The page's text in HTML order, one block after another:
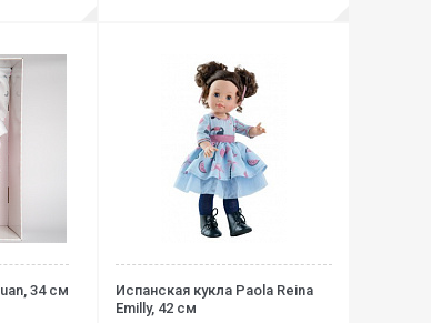
34 см
Испанская кукла Paola Reina
Emilly, 42 см